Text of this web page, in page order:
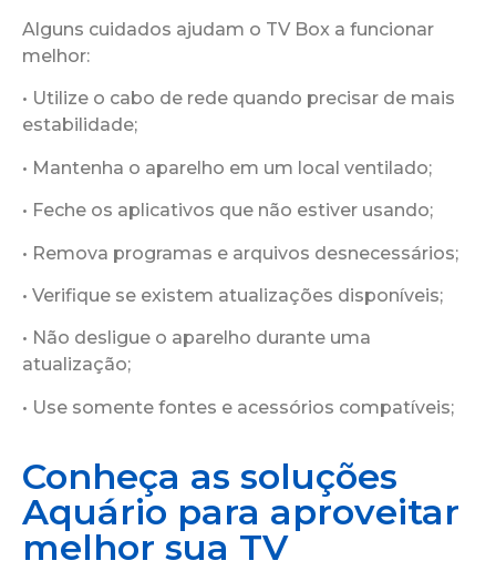
Alguns cuidados ajudam o TV Box a funcionar
melhor:
• Utilize o cabo de rede quando precisar de mais
estabilidade;
• Mantenha o aparelho em um local ventilado;
• Feche os aplicativos que não estiver usando;
• Remova programas e arquivos desnecessários;
• Verifique se existem atualizações disponíveis;
• Não desligue o aparelho durante uma
atualização;
• Use somente fontes e acessórios compatíveis;
Conheça as soluções
Aquário para aproveitar
melhor sua TV